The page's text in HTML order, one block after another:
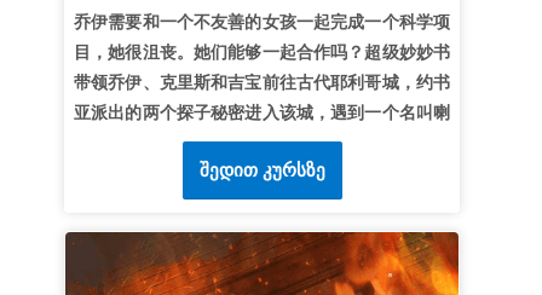
乔伊需要和一个不友善的女孩一起完成一个科学项
目，她很沮丧。她们能够一起合作吗？超级妙妙书
带领乔伊、克里斯和吉宝前往古代耶利哥城，约书
亚派出的两个探子秘密进入该城，遇到一个名叫喇
合的女人。她会出卖以色列人，还是会冒着生命危
险帮助他们？孩子们学到，即便最高的城墙也抵不
过对上帝的信心。
第1课：至高的上帝
超级真理：没有什么能抵挡上帝！
შედით კურსზე